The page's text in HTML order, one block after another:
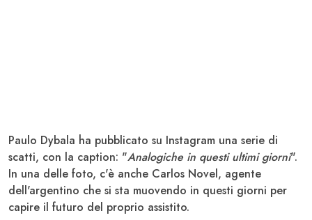
Paulo Dybala ha pubblicato su Instagram una serie di
scatti, con la caption: "Analogiche in questi ultimi giorni".
In una delle foto, c'è anche Carlos Novel, agente
dell'argentino che si sta muovendo in questi giorni per
capire il futuro del proprio assistito.